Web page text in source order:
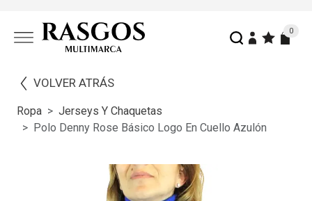
0
VOLVER ATRÁS
Ropa
Jerseys Y Chaquetas
Polo Denny Rose Básico Logo En Cuello Azulón